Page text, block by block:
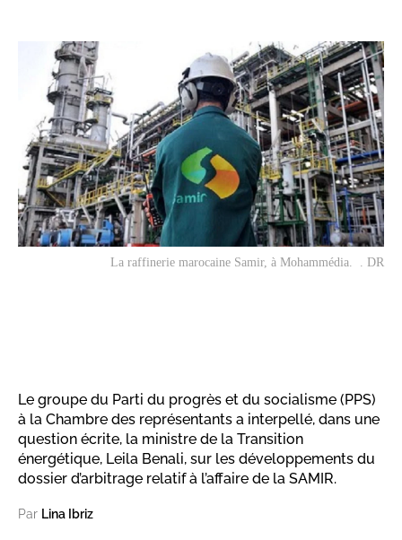
La raffinerie marocaine Samir, à Mohammédia. . DR
Le groupe du Parti du progrès et du socialisme (PPS)
à la Chambre des représentants a interpellé, dans une
question écrite, la ministre de la Transition
énergétique, Leila Benali, sur les développements du
dossier d’arbitrage relatif à l’affaire de la SAMIR.
Par Lina Ibriz